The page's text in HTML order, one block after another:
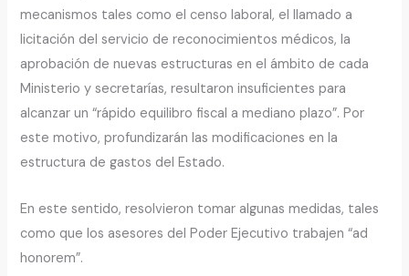
mecanismos tales como el censo laboral, el llamado a
licitación del servicio de reconocimientos médicos, la
aprobación de nuevas estructuras en el ámbito de cada
Ministerio y secretarías, resultaron insuficientes para
alcanzar un “rápido equilibro fiscal a mediano plazo”. Por
este motivo, profundizarán las modificaciones en la
estructura de gastos del Estado.
En este sentido, resolvieron tomar algunas medidas, tales
como que los asesores del Poder Ejecutivo trabajen “ad
honorem”.